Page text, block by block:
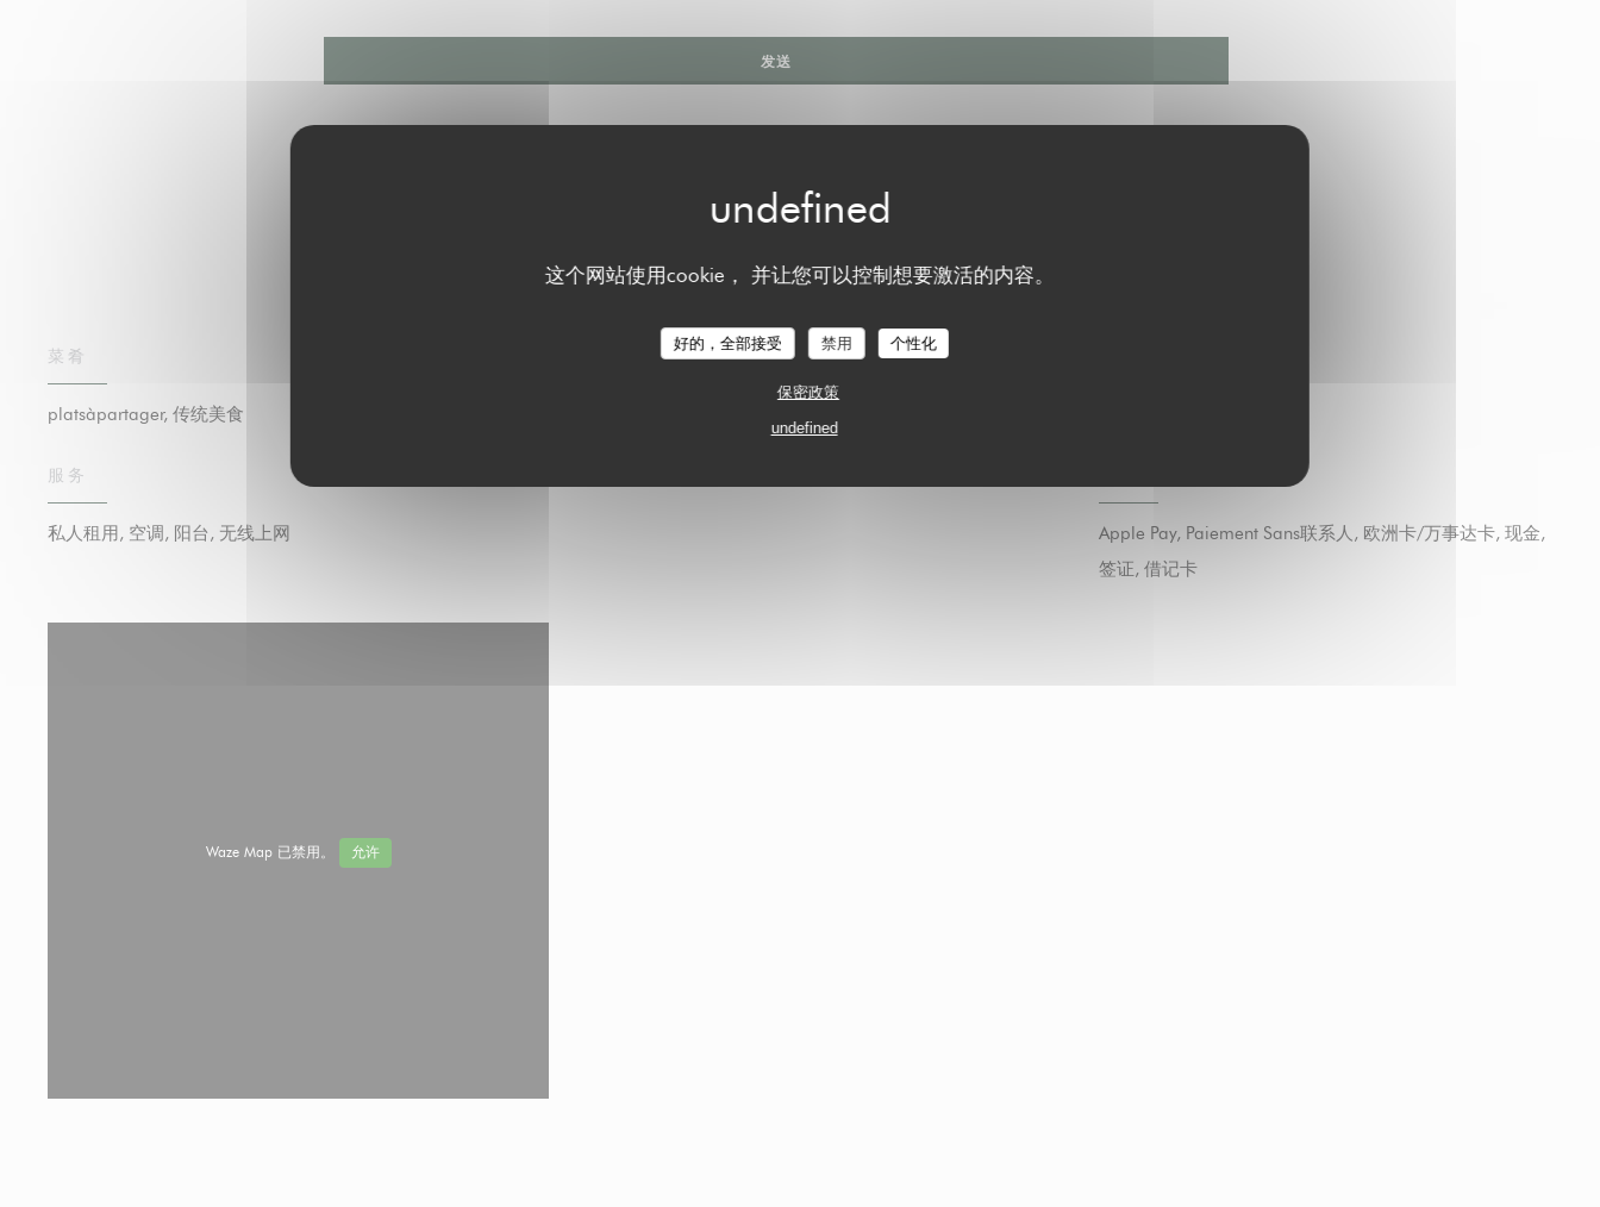
这个网站使用cookie， 并让您可以控制想要激活的内容。
好的，全部接受 禁用 个性化
保密政策
undefined
菜肴
platsàpartager, 传统美食
服务
私人租用, 空调, 阳台, 无线上网
Apple Pay, Paiement Sans联系人, 欧洲卡/万事达卡, 现金,
签证, 借记卡
Waze Map 已禁用。 允许